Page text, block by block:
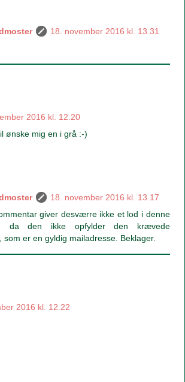
18. november 2016 kl. 13.31
2016 kl. 12.20
ønske mig en i grå :-)
18. november 2016 kl. 13.17
giver desværre ikke et lod i denne
da den ikke opfylder den krævede
som er en gyldig mailadresse. Beklager.
2016 kl. 12.22